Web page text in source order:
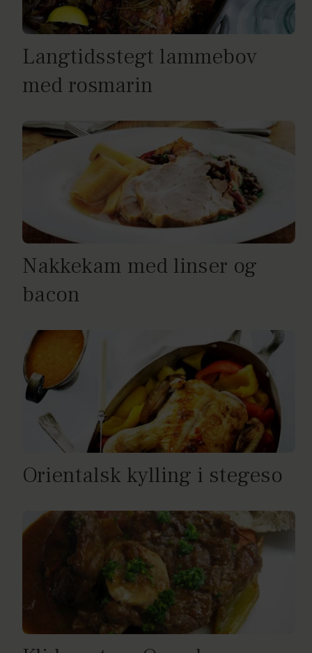
Langtidsstegt lammebov
med rosmarin
Nakkekam med linser og
bacon
Orientalsk kylling i stegeso